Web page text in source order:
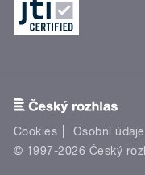
Cookies Osobní údaje
© 1997-2026 Český